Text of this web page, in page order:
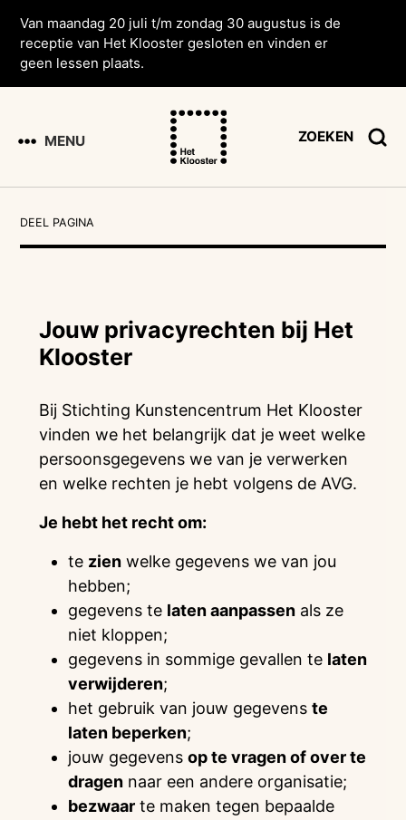
Van maandag 20 juli t/m zondag 30 augustus is de
receptie van Het Klooster gesloten en vinden er
geen lessen plaats.
MENU ZOEKEN
DEEL PAGINA
Jouw privacyrechten bij Het
Klooster
Bij Stichting Kunstencentrum Het Klooster
vinden we het belangrijk dat je weet welke
persoonsgegevens we van je verwerken
en welke rechten je hebt volgens de AVG.
Je hebt het recht om:
te zienwelke gegevens we van jou
hebben;
gegevens te laten aanpassenals ze
niet kloppen;
gegevens in sommige gevallen te laten
verwijderen;
het gebruik van jouw gegevens te
laten beperken;
jouw gegevens op te vragen of over te
dragennaar een andere organisatie;
bezwaarte maken tegen bepaalde